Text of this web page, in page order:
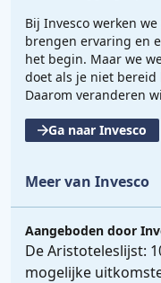
Bij Invesco werken
brengen ervaring en
het begin. Maar we
doet als je niet bereid
Daarom veranderen
Ga naar Invesco
Meer van Invesco
De Aristoteleslijst:
mogelijke
Aangeboden door